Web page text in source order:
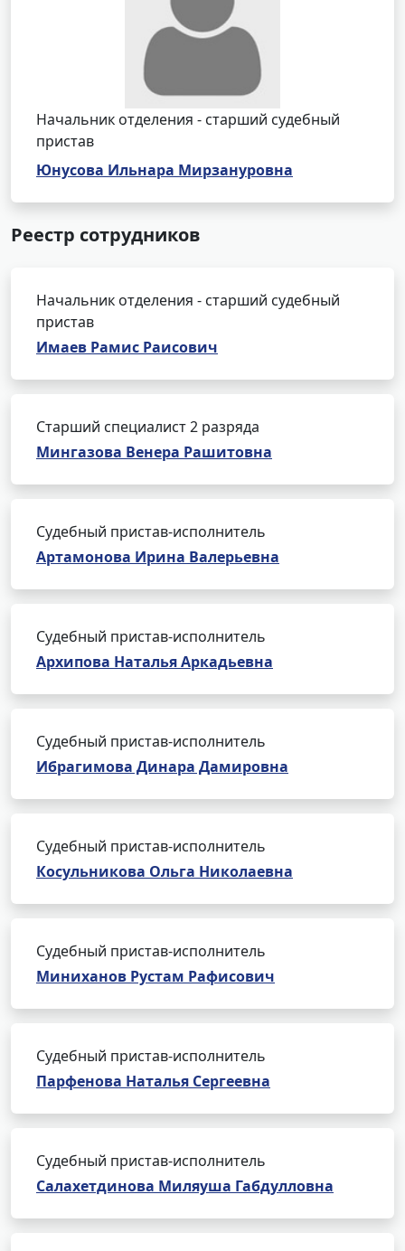
Начальник отделения - старший судебный
пристав
Юнусова Ильнара Мирзануровна
Реестр сотрудников
Начальник отделения - старший судебный
пристав
Имаев Рамис Раисович
Старший специалист 2 разряда
Мингазова Венера Рашитовна
Судебный пристав-исполнитель
Артамонова Ирина Валерьевна
Судебный пристав-исполнитель
Архипова Наталья Аркадьевна
Судебный пристав-исполнитель
Ибрагимова Динара Дамировна
Судебный пристав-исполнитель
Косульникова Ольга Николаевна
Судебный пристав-исполнитель
Миниханов Рустам Рафисович
Судебный пристав-исполнитель
Парфенова Наталья Сергеевна
Судебный пристав-исполнитель
Салахетдинова Миляуша Габдулловна